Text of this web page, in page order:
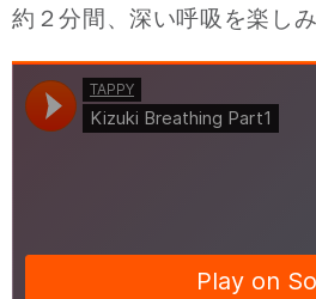
約２分間、深い呼吸を楽し